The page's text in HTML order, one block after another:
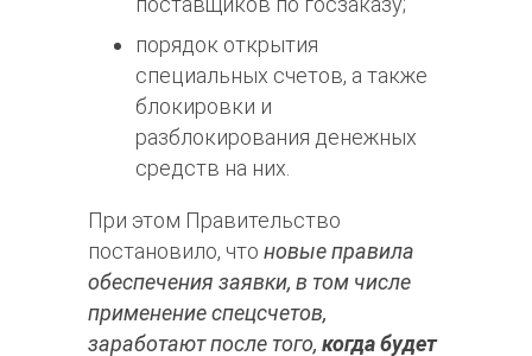
порядок открытия
специальных счетов, а также
блокировки и
разблокирования денежных
средств на них.
При этом Правительство
постановило, что новые правила
обеспечения заявки, в том числе
применение спецсчетов,
заработают после того, когда будет